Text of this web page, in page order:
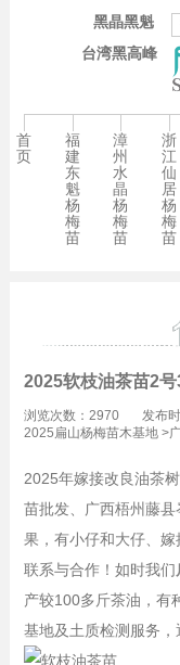
台湾黑高峰
黑晶黑魁
首
页
福
建
东
魁
杨
梅
苗
漳
州
水
晶
杨
梅
苗
浙
江
仙
居
杨
梅
苗
2025软枝油茶苗2号
浏览次数：2970
发布
2025扁山杨梅苗木基地>
2025年嫁接改良油茶
苗批发、广西梧州藤
果，有小仔和大仔、
联系与合作！如时我们
产较100多斤茶油，有
基地及土质检测服务，